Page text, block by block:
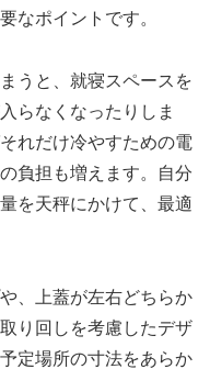
なポイントです。
うと、就寝スペースを
らなくなったりしま
れだけ冷やすための電
負担も増えます。自分
を天秤にかけて、最適
、上蓋が左右どちらか
り回しを考慮したデザ
定場所の寸法をあらか